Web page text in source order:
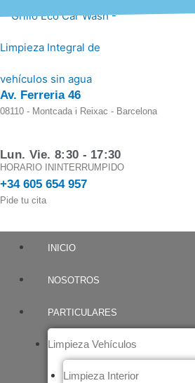
Ir
al
contenido
Av. Ferreria 46
08110 - Montcada i Reixac - Barcelona
Lun. Vie. 8:30 - 17:30
HORARIO ININTERRUMPIDO
+34 605 654 957
Pide tu cita
INICIO
NOSOTROS
PARTICULARES
Limpieza Vehículos
Limpieza Interior